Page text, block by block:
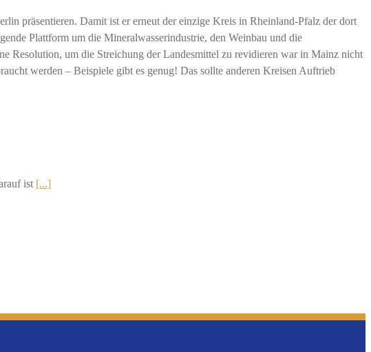
präsentieren. Damit ist er erneut der einzige Kreis in Rheinland-Pfalz der dort
Plattform um die Mineralwasserindustrie, den Weinbau und die
Resolution, um die Streichung der Landesmittel zu revidieren war in Mainz nicht
werden – Beispiele gibt es genug! Das sollte anderen Kreisen Auftrieb
ist [...]